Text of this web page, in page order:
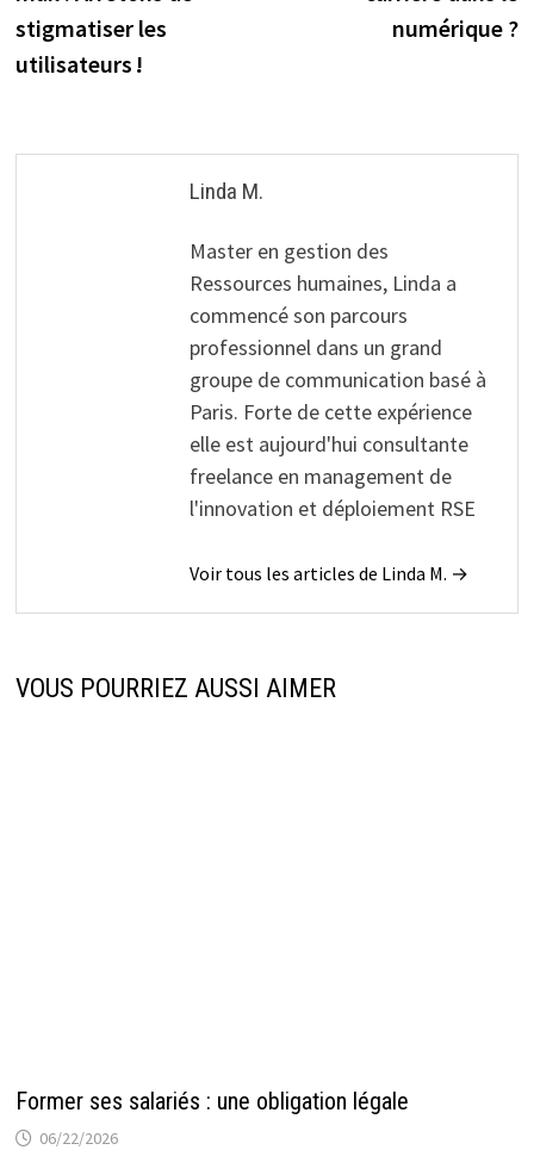
l’article
stigmatiser les
utilisateurs !
numérique ?
Linda M.
Master en gestion des
Ressources humaines, Linda a
commencé son parcours
professionnel dans un grand
groupe de communication basé à
Paris. Forte de cette expérience
elle est aujourd'hui consultante
freelance en management de
l'innovation et déploiement RSE
Voir tous les articles de Linda M. →
VOUS POURRIEZ AUSSI AIMER
Former ses salariés : une obligation légale
06/22/2026